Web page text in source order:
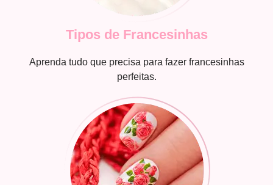
Tipos de Francesinhas
Aprenda tudo que precisa para fazer francesinhas
perfeitas.